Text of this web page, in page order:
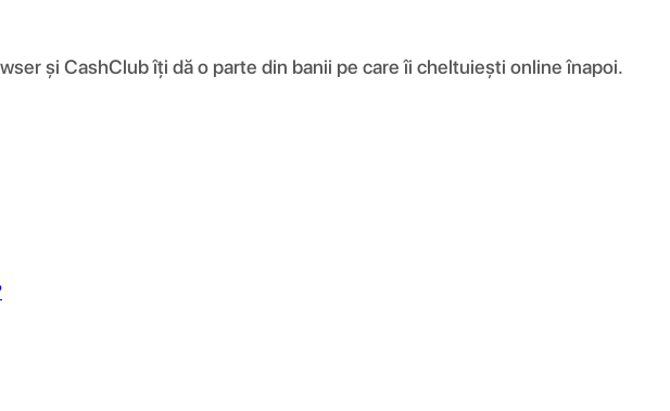
și CashClub îți dă o parte din banii pe care îi cheltuiești online înapoi.